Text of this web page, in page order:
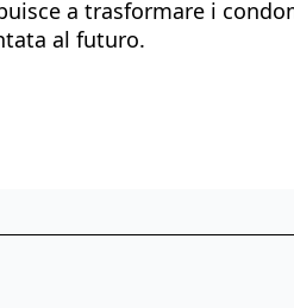
a trasformare i
al futuro.